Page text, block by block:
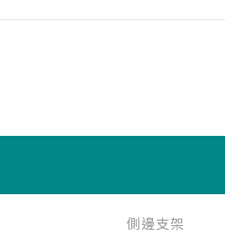
側邊支架